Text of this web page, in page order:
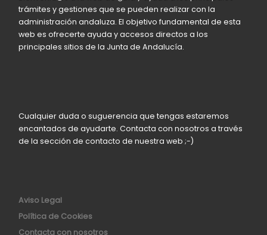
trámites y gestiones que se pueden realizar con la
administración andaluza. El objetivo fundamental de esta
web es ofrecerte ayuda y accesos directos a los
principales sitios de la Junta de Andalucía.
Cualquier duda o suguerencia que tengas estaremos
encantados de ayudarte. Contacta con nosotros a través
de la sección de contacto de nuestra web ;-)
Aviso Legal
Política de Cookies
Contacta con nosotros